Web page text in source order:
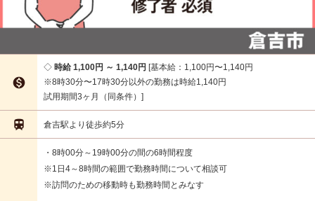

時給 1,100円 ～ 1,140円 基本給：1,100円〜1,140円
※8時30分〜17時30分以外の勤務は時給1,140円
試用期間3ヶ月（同条件）
 倉吉駅より徒歩約5分
・8時00分～19時00分の間の6時間程度
※1日4～8時間の範囲で勤務時間について相談可
※訪問のための移動時も勤務時間とみなす